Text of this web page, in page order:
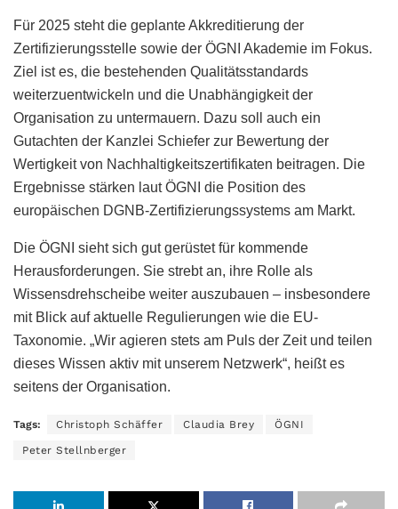
Für 2025 steht die geplante Akkreditierung der
Zertifizierungsstelle sowie der ÖGNI Akademie im Fokus.
Ziel ist es, die bestehenden Qualitätsstandards
weiterzuentwickeln und die Unabhängigkeit der
Organisation zu untermauern. Dazu soll auch ein
Gutachten der Kanzlei Schiefer zur Bewertung der
Wertigkeit von Nachhaltigkeitszertifikaten beitragen. Die
Ergebnisse stärken laut ÖGNI die Position des
europäischen DGNB-Zertifizierungssystems am Markt.
Die ÖGNI sieht sich gut gerüstet für kommende
Herausforderungen. Sie strebt an, ihre Rolle als
Wissensdrehscheibe weiter auszubauen – insbesondere
mit Blick auf aktuelle Regulierungen wie die EU-
Taxonomie. „Wir agieren stets am Puls der Zeit und teilen
dieses Wissen aktiv mit unserem Netzwerk“, heißt es
seitens der Organisation.
Tags: Christoph Schäffer Claudia Brey ÖGNI
Peter Stellnberger